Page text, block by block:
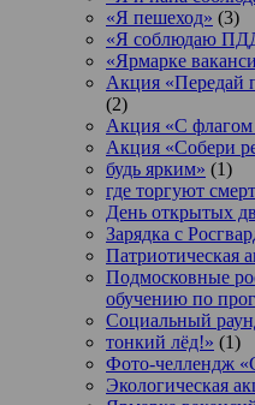
«Я пешеход» (3)
«Я соблюдаю
«Ярмарке
Акция «Передай
(2)
Акция «С флагом
Акция «Собери
будь ярким» (1)
где торгуют
День открытых
Зарядка с
Патриотическая
Подмосковные
обучению по
Социальный
тонкий лёд!» (1)
Фото-челлендж
Экологическая